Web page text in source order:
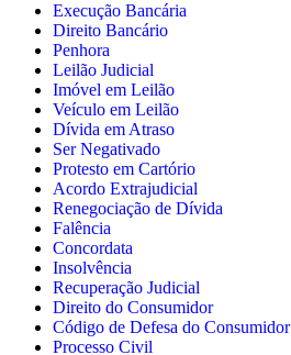
Execução Bancária
Direito Bancário
Penhora
Leilão Judicial
Imóvel em Leilão
Veículo em Leilão
Dívida em Atraso
Ser Negativado
Protesto em Cartório
Acordo Extrajudicial
Renegociação de Dívida
Falência
Concordata
Insolvência
Recuperação Judicial
Direito do Consumidor
Código de Defesa do Consumidor
Processo Civil